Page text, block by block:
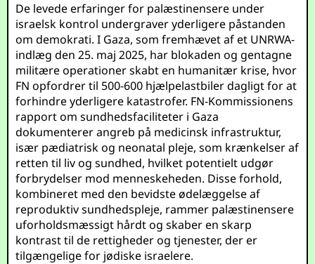
De levede erfaringer for palæstinensere under
israelsk kontrol undergraver yderligere påstanden
om demokrati. I Gaza, som fremhævet af et UNRWA-
indlæg den 25. maj 2025, har blokaden og gentagne
militære operationer skabt en humanitær krise, hvor
FN opfordrer til 500-600 hjælpelastbiler dagligt for at
forhindre yderligere katastrofer. FN-Kommissionens
rapport om sundhedsfaciliteter i Gaza
dokumenterer angreb på medicinsk infrastruktur,
især pædiatrisk og neonatal pleje, som krænkelser af
retten til liv og sundhed, hvilket potentielt udgør
forbrydelser mod menneskeheden. Disse forhold,
kombineret med den bevidste ødelæggelse af
reproduktiv sundhedspleje, rammer palæstinensere
uforholdsmæssigt hårdt og skaber en skarp
kontrast til de rettigheder og tjenester, der er
tilgængelige for jødiske israelere.